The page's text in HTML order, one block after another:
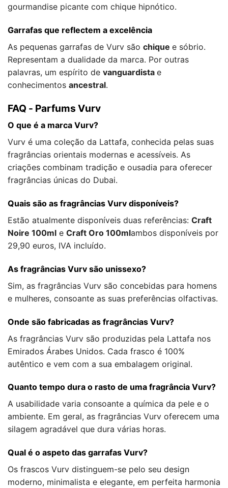
gourmandise picante com chique hipnótico.
Garrafas que reflectem a excelência
As pequenas garrafas de Vurv são chique e sóbrio.
Representam a dualidade da marca. Por outras
palavras, um espírito de vanguardista e
conhecimentos ancestral.
FAQ - Parfums Vurv
O que é a marca Vurv?
Vurv é uma coleção da Lattafa, conhecida pelas suas
fragrâncias orientais modernas e acessíveis. As
criações combinam tradição e ousadia para oferecer
fragrâncias únicas do Dubai.
Quais são as fragrâncias Vurv disponíveis?
Estão atualmente disponíveis duas referências: Craft
Noire 100ml e Craft Oro 100mlambos disponíveis por
29,90 euros, IVA incluído.
As fragrâncias Vurv são unissexo?
Sim, as fragrâncias Vurv são concebidas para homens
e mulheres, consoante as suas preferências olfactivas.
Onde são fabricadas as fragrâncias Vurv?
As fragrâncias Vurv são produzidas pela Lattafa nos
Emirados Árabes Unidos. Cada frasco é 100%
autêntico e vem com a sua embalagem original.
Quanto tempo dura o rasto de uma fragrância Vurv?
A usabilidade varia consoante a química da pele e o
ambiente. Em geral, as fragrâncias Vurv oferecem uma
silagem agradável que dura várias horas.
Qual é o aspeto das garrafas Vurv?
Os frascos Vurv distinguem-se pelo seu design
moderno, minimalista e elegante, em perfeita harmonia